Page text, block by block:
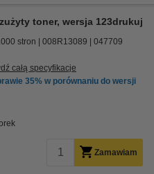
toner, wersja 123drukuj
stron 008R13089 047709
całą specyfikacje
35% w porównaniu do wersji
Zamawiam